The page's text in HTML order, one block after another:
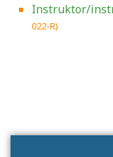
Instruktor/
022-R)Projděte si